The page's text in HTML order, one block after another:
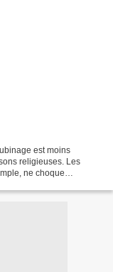
est moins
religieuses. Les
ne choque